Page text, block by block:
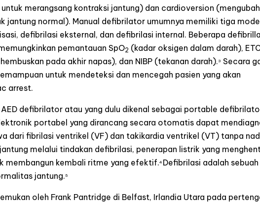
merangsang kontraksi jantung) dan cardioversion (mengubah
jantung normal). Manual defibrilator umumnya memiliki tiga mode
defibrilasi eksternal, dan defibrilasi internal. Beberapa
pemantauan SpO2 (kadar oksigen dalam darah),
pada akhir napas), dan NIBP (tekanan darah). 3 Secara
untuk mendeteksi dan mencegah pasien yang akan
arrest.
defibrilator atau yang dulu dikenal sebagai portable
portabel yang dirancang secara otomatis dapat
dari fibrilasi ventrikel (VF) dan takikardia ventrikel (VT) tanpa
melalui tindakan defibrilasi, penerapan listrik yang
membangun kembali ritme yang efektif.4 Defibrilasi adalah
jantung.5
oleh Frank Pantridge di Belfast, Irlandia Utara pada